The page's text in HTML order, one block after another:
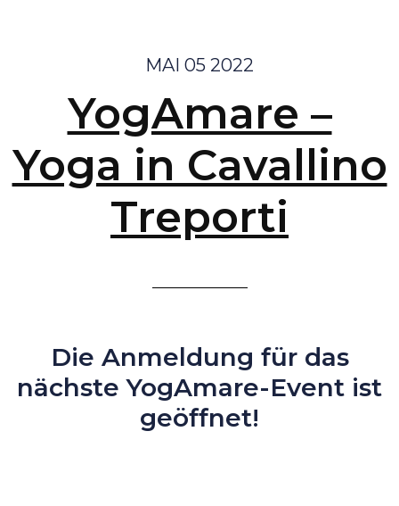
MAI 05 2022
YogAmare –
Yoga in Cavallino
Treporti
Die Anmeldung für das
nächste YogAmare-Event ist
geöffnet!